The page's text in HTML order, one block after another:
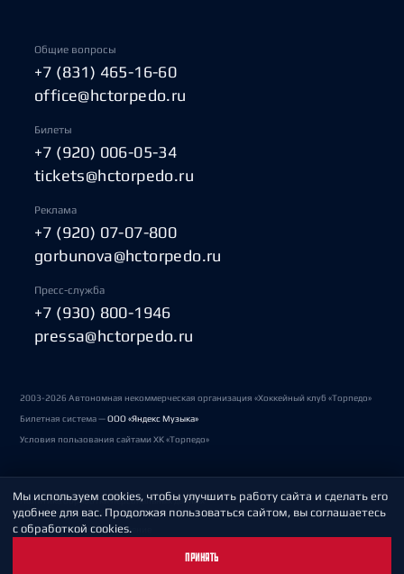
Общие вопросы
+7 (831) 465-16-60
office@hctorpedo.ru
Билеты
+7 (920) 006-05-34
tickets@hctorpedo.ru
Реклама
+7 (920) 07-07-800
gorbunova@hctorpedo.ru
Пресс-служба
+7 (930) 800-1946
pressa@hctorpedo.ru
2003-2026 Автономная некоммерческая организация «Хоккейный клуб «Торпедо»
Билетная система —ООО «Яндекс Музыка»
Условия пользования сайтами ХК «Торпедо»
Политика обработки персональных данных
Пользовательское соглашение
Мы используем cookies, чтобы улучшить работу сайта и сделать его
удобнее для вас. Продолжая пользоваться сайтом, вы соглашаетесь
с обработкой cookies.
ПРИНЯТЬ